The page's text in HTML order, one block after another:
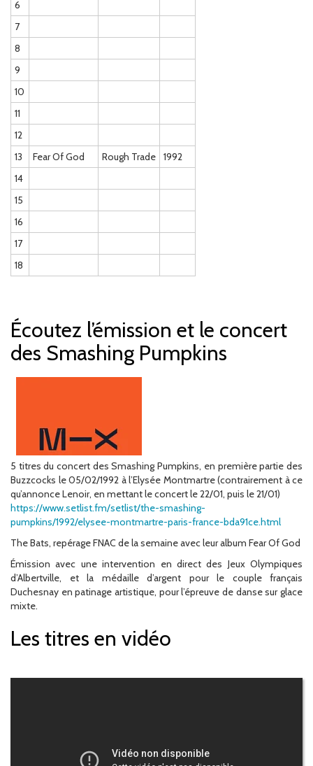
6
7
8
9
10
11
12
13
Fear Of God Rough Trade
1992
14
15
16
17
18
Écoutez l’émission et le concert
des Smashing Pumpkins
5 titres du concert des Smashing Pumpkins, en première partie des
Buzzcocks le 05/02/1992 à l’Elysée Montmartre (contrairement à ce
qu’annonce Lenoir, en mettant le concert le 22/01, puis le 21/01)
https://www.setlist.fm/setlist/the-smashing-
pumpkins/1992/elysee-montmartre-paris-france-bda91ce.html
The Bats, repérage FNAC de la semaine avec leur album Fear Of God
Émission avec une intervention en direct des Jeux Olympiques
d’Albertville, et la médaille d’argent pour le couple français
Duchesnay en patinage artistique, pour l’épreuve de danse sur glace
mixte.
Les titres en vidéo